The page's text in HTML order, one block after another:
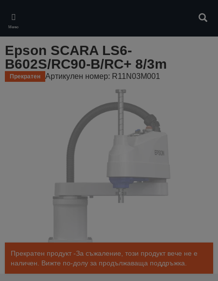
main
content
Меню
Epson SCARA LS6-
B602S/RC90-B/RC+ 8/3m
Прекратен Артикулен номер: R11N03M001
Прекратен продукт -За съжаление, този продукт вече не е
наличен. Вижте по-долу за продължаваща поддръжка.